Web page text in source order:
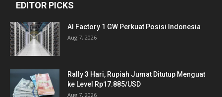
EDITOR PICKS
AI Factory 1 GW Perkuat Posisi Indonesia
Aug 7, 2026
Rally 3 Hari, Rupiah Jumat Ditutup Menguat
ke Level Rp17.885/USD
Aug 7, 2026